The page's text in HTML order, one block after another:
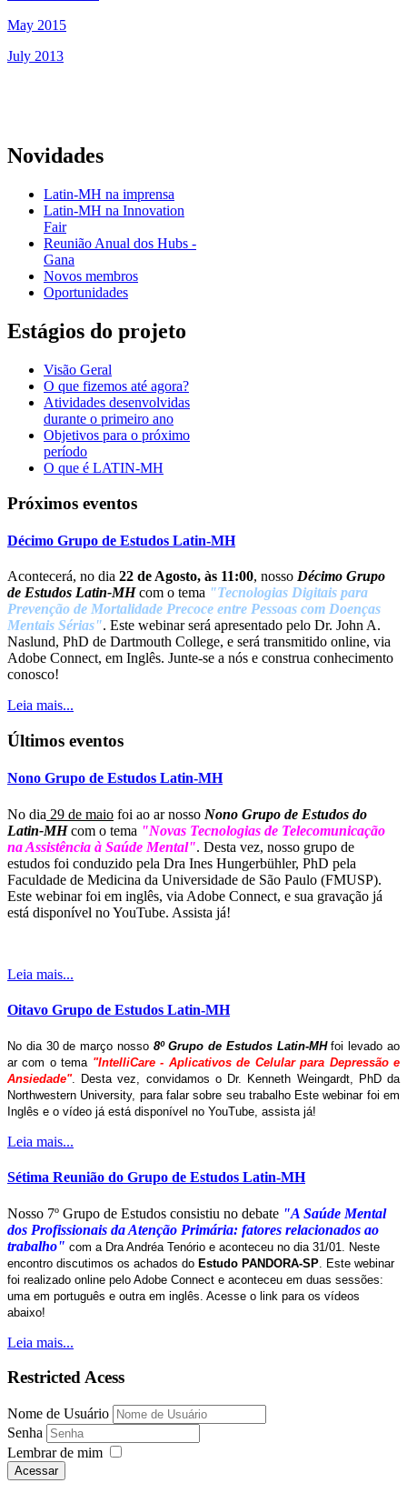
May 2015
July 2013
Novidades
Latin-MH na imprensa
Latin-MH na Innovation
Fair
Reunião Anual dos Hubs -
Gana
Novos membros
Oportunidades
Estágios do projeto
Visão Geral
O que fizemos até agora?
Atividades desenvolvidas
durante o primeiro ano
Objetivos para o próximo
período
O que é LATIN-MH
Próximos eventos
Décimo Grupo de Estudos Latin-MH
Acontecerá, no dia 22 de Agosto, às 11:00, nosso Décimo Grupo
de Estudos Latin-MHcom o tema "Tecnologias Digitais para
Prevenção de Mortalidade Precoce entre Pessoas com Doenças
Mentais Sérias". Este webinar será apresentado pelo Dr. John A.
Naslund, PhD de Dartmouth College, e será transmitido online, via
Adobe Connect, em Inglês. Junte-se a nós e construa conhecimento
conosco!
Leia mais...
Últimos eventos
Nono Grupo de Estudos Latin-MH
No dia 29 de maio foi ao ar nosso Nono Grupo de Estudos do
Latin-MHcom o tema "Novas Tecnologias de Telecomunicação
na Assistência à Saúde Mental". Desta vez, nosso grupo de
estudos foi conduzido pela Dra Ines Hungerbühler, PhD pela
Faculdade de Medicina da Universidade de São Paulo (FMUSP).
Este webinar foi em inglês, via Adobe Connect, e sua gravação já
está disponível no YouTube. Assista já!
Leia mais...
Oitavo Grupo de Estudos Latin-MH
No dia 30 de março nosso 8º Grupo de Estudos Latin-MHfoi levado ao
ar com o tema "IntelliCare - Aplicativos de Celular para Depressão e
Ansiedade". Desta vez, convidamos o Dr. Kenneth Weingardt, PhD da
Northwestern University, para falar sobre seu trabalho Este webinar foi em
Inglês e o vídeo já está disponível no YouTube, assista já!
Leia mais...
Sétima Reunião do Grupo de Estudos Latin-MH
Nosso 7º Grupo de Estudos consistiu no debate "A Saúde Mental
dos Profissionais da Atenção Primária: fatores relacionados ao
trabalho" com a Dra Andréa Tenório e aconteceu no dia 31/01. Neste
encontro discutimos os achados do Estudo PANDORA-SP . Este webinar
foi realizado online pelo Adobe Connect e aconteceu em duas sessões:
uma em português e outra em inglês. Acesse o link para os vídeos
abaixo!
Leia mais...
Restricted Acess
Nome de Usuário
Senha
Lembrar de mim
Acessar